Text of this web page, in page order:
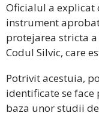
Oficialul a explicat
instrument
protejarea stricta
Codul Silvic, care
Potrivit acestuia,
identificate se
baza unor studii